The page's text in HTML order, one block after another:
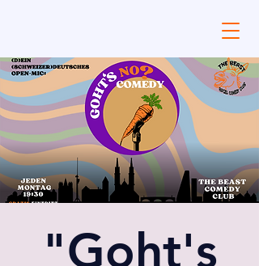
"Goht's